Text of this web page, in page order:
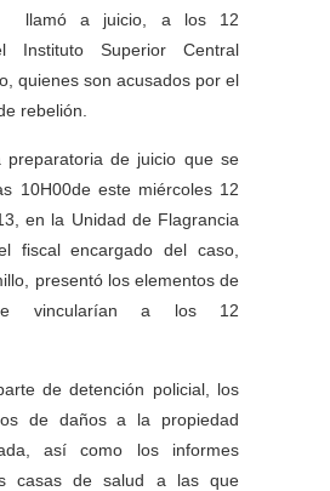
llamó a juicio, a los 12
Instituto Superior Central
quienes son acusados por el
rebelión.
preparatoria de juicio que se
10H00de este miércoles 12
en la Unidad de Flagrancia
fiscal encargado del caso,
presentó los elementos de
vincularían a los 12
de detención policial, los
de daños a la propiedad
así como los informes
casas de salud a las que